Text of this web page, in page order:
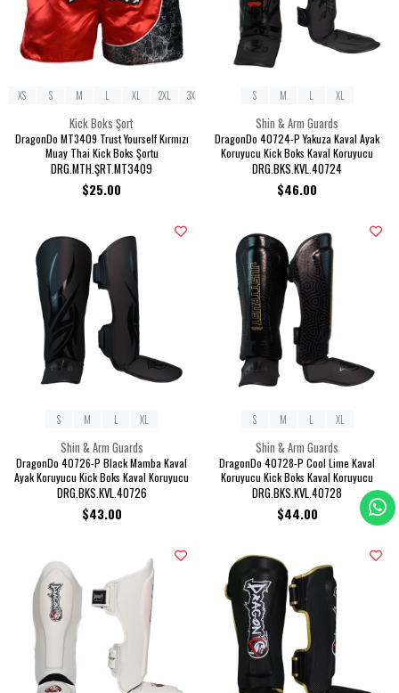
Kick Boks Şort
DragonDo MT3409 Trust Yourself Kırmızı
Muay Thai Kick Boks Şortu
DRG.MTH.ŞRT.MT3409
$25.00
XS S M L XL 2XL 3XL
Shin & Arm Guards
DragonDo 40724-P Yakuza Kaval Ayak
Koruyucu Kick Boks Kaval Koruyucu
DRG.BKS.KVL.40724
$46.00
S M L XL
Shin & Arm Guards
DragonDo 40726-P Black Mamba Kaval
Ayak Koruyucu Kick Boks Kaval Koruyucu
DRG.BKS.KVL.40726
$43.00
S M L XL
Shin & Arm Guards
DragonDo 40728-P Cool Lime Kaval
Koruyucu Kick Boks Kaval Koruyucu
DRG.BKS.KVL.40728
$44.00
S M L XL